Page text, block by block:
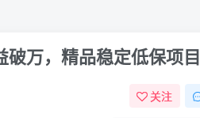
破万，精品稳定低保项目
关注